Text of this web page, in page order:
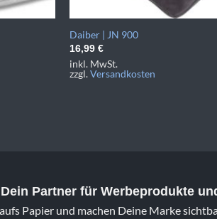
Daiber | JN 900
16,99 €
inkl. MwSt.
zzgl.Versandkosten
Partner für Werbeprodukte
Papier und machen Deine Marke